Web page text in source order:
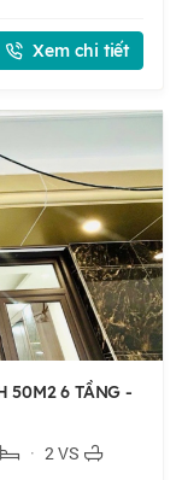
Xem chi tiết
50M2 6 TẦNG -
· 2 VS